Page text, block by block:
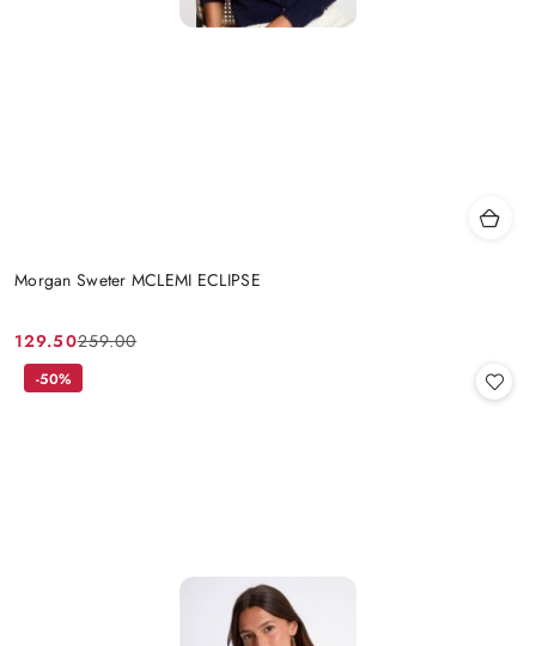
Morgan Sweter MCLEMI ECLIPSE
Cena
promocyjna:
129.50
Cena
przed
259.00
-50%